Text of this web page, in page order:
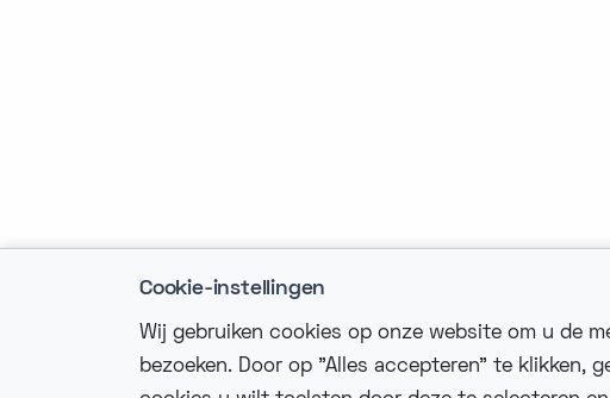
Cookie-instellingen
Wij gebruiken cookies op onze website om u de
bezoeken. Door op "Alles accepteren" te klikken,